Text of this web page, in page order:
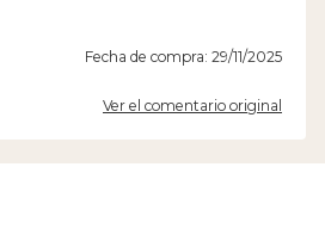
Fecha de compra: 29/11/2025
Ver el comentario original